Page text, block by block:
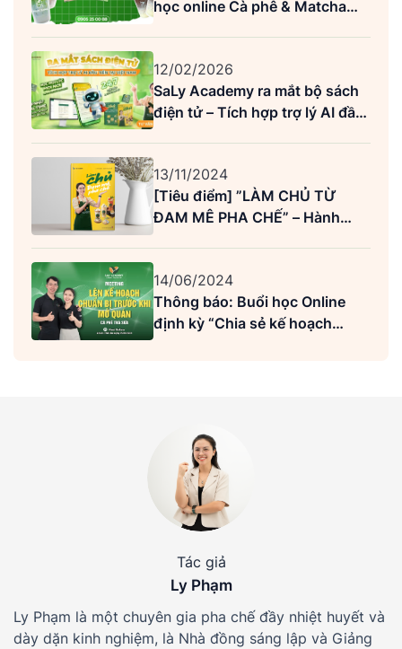
học online Cà phê & Matcha
12/02/2026
SaLy Academy ra mắt bộ sách
điện tử – Tích hợp trợ lý AI đầu
13/11/2024
[Tiêu điểm] ”LÀM CHỦ TỪ
ĐAM MÊ PHA CHẾ” – Hành
14/06/2024
Thông báo: Buổi học Online
định kỳ “Chia sẻ kế hoạch
Tác giả
Ly Phạm
Ly Phạm là một chuyên gia pha chế đầy nhiệt huyết và
dày dặn kinh nghiệm, là Nhà đồng sáng lập và Giảng